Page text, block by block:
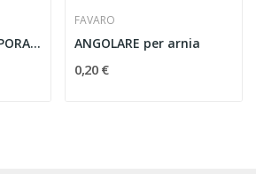
SOTTO TAPPO EVAPORATORE ASPRO-NOVAR FORM
FAVARO
ANGOLARE per arnia
0,20 €